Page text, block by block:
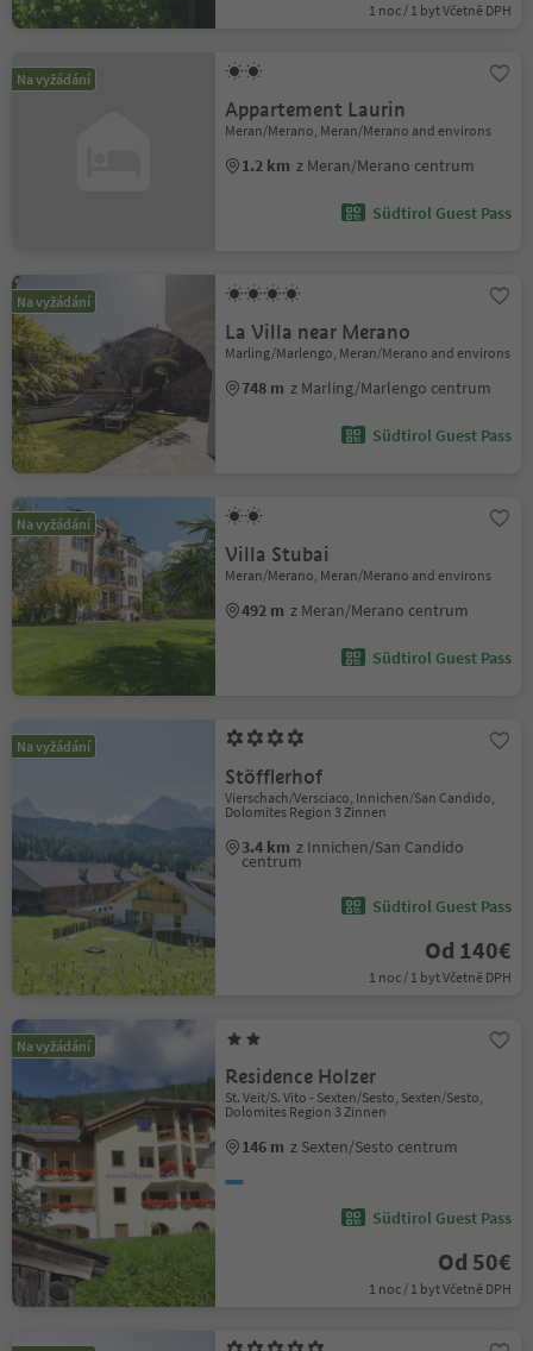
1 noc / 1 byt Včetně DPH
Na vyžádání
Appartement Laurin
Meran/Merano, Meran/Merano and environs
1.2 km z Meran/Merano centrum
Südtirol Guest Pass
Na vyžádání
La Villa near Merano
Marling/Marlengo, Meran/Merano and environs
748 m z Marling/Marlengo centrum
Südtirol Guest Pass
Na vyžádání
Villa Stubai
Meran/Merano, Meran/Merano and environs
492 m z Meran/Merano centrum
Südtirol Guest Pass
Na vyžádání
Stöfflerhof
Vierschach/Versciaco, Innichen/San Candido,
Dolomites Region 3 Zinnen
3.4 km z Innichen/San Candido
centrum
Südtirol Guest Pass
Od 140€
1 noc / 1 byt Včetně DPH
Na vyžádání
Residence Holzer
St. Veit/S. Vito - Sexten/Sesto, Sexten/Sesto,
Dolomites Region 3 Zinnen
146 m z Sexten/Sesto centrum
Südtirol Guest Pass
Od 50€
1 noc / 1 byt Včetně DPH